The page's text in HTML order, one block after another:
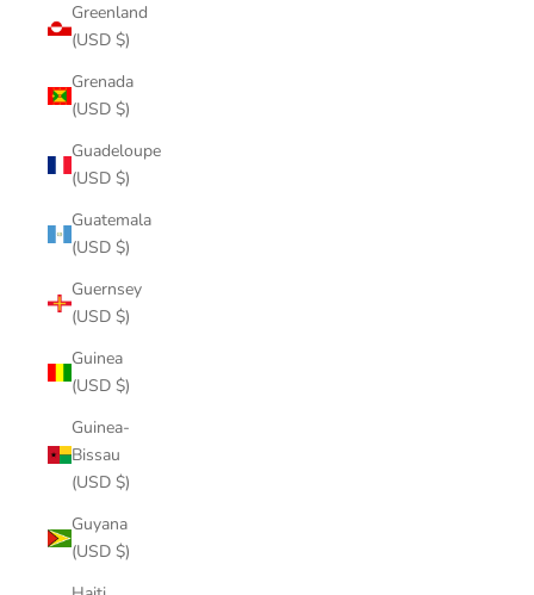
Greenland
(USD $)
Grenada
(USD $)
Guadeloupe
(USD $)
Guatemala
(USD $)
Guernsey
(USD $)
Guinea
(USD $)
Guinea-
Bissau
(USD $)
Guyana
(USD $)